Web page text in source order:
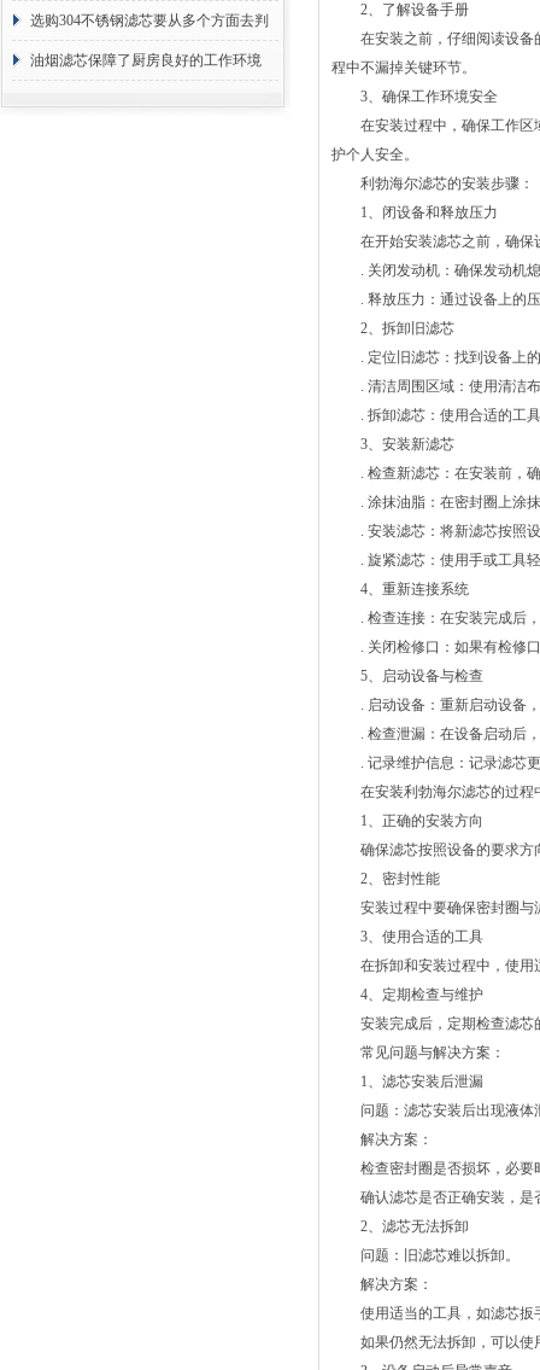
选购304不锈钢滤芯要从多个方面去判
断
油烟滤芯保障了厨房良好的工作环境
2、了解设备手册
在安装之前，仔细阅读设备的
程中不漏掉关键环节。
3、确保工作环境安全
在安装过程中，确保工作区域
护个人安全。
利勃海尔滤芯的安装步骤：
1、闭设备和释放压力
在开始安装滤芯之前，确保
. 关闭发动机：确保发动机熄
. 释放压力：通过设备上的压
2、拆卸旧滤芯
. 定位旧滤芯：找到设备上的
. 清洁周围区域：使用清洁布
. 拆卸滤芯：使用合适的工具
3、安装新滤芯
. 检查新滤芯：在安装前，确
. 涂抹油脂：在密封圈上涂抹
. 安装滤芯：将新滤芯按照设
. 旋紧滤芯：使用手或工具轻
4、重新连接系统
. 检查连接：在安装完成后，
. 关闭检修口：如果有检修口
5、启动设备与检查
. 启动设备：重新启动设备，
. 检查泄漏：在设备启动后，
. 记录维护信息：记录滤芯更
在安装利勃海尔滤芯的过程
1、正确的安装方向
确保滤芯按照设备的要求方
2、密封性能
安装过程中要确保密封圈与
3、使用合适的工具
在拆卸和安装过程中，使用
4、定期检查与维护
安装完成后，定期检查滤芯
常见问题与解决方案：
1、滤芯安装后泄漏
问题：滤芯安装后出现液体
解决方案：
检查密封圈是否损坏，必要
确认滤芯是否正确安装，是
2、滤芯无法拆卸
问题：旧滤芯难以拆卸。
解决方案：
使用适当的工具，如滤芯扳
如果仍然无法拆卸，可以使